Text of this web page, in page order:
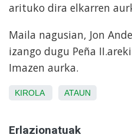
arituko dira elkarren
Maila nagusian, Jon
izango dugu Peña
Imazen aurka.
KIROLA ATAUN
Erlazionatuak